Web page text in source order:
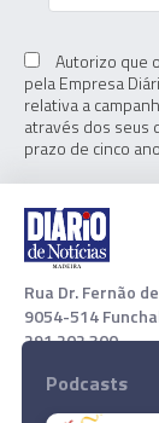
Autorizo que
pela Empresa
relativa a
através dos seus
prazo de cinco
Rua Dr. Fernão
9054-514
291 202 300
Download App
Podcasts